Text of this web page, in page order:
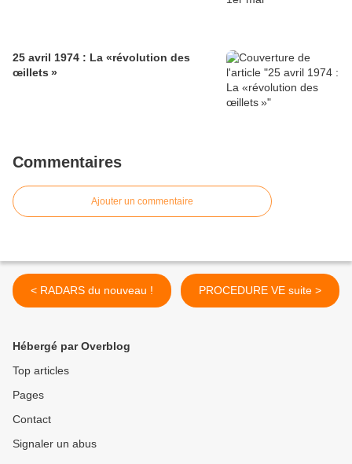
25 avril 1974 : La «révolution des
œillets »
Commentaires
Ajouter un commentaire
< RADARS du nouveau ! PROCEDURE VE suite >
Hébergé par Overblog
Top articles
Pages
Contact
Signaler un abus